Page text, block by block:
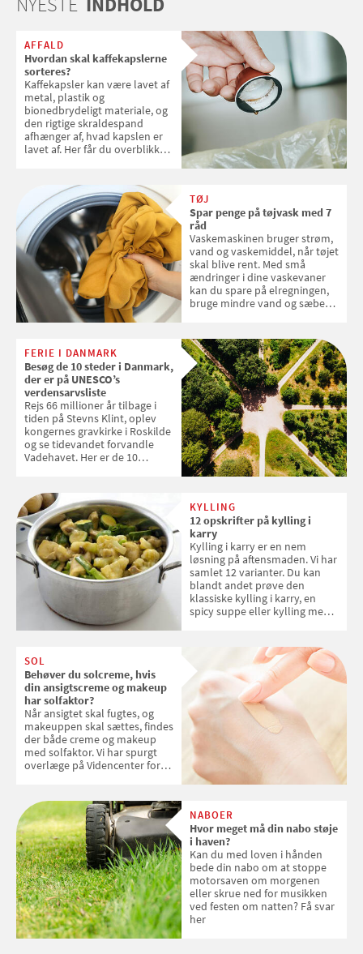
AFFALD
Hvordan skal kaffekapslerne
sorteres?
Kaffekapsler kan være lavet af
metal, plastik og
bionedbrydeligt materiale, og
den rigtige skraldespand
afhænger af, hvad kapslen er
lavet af. Her får du overblikket
TØJ
Spar penge på tøjvask med 7
råd
Vaskemaskinen bruger strøm,
vand og vaskemiddel, når tøjet
skal blive rent. Med små
ændringer i dine vaskevaner
kan du spare på elregningen,
bruge mindre vand og sæbe
enkle råd til at spare penge på
tøjvasken
FERIE I DANMARK
Besøg de 10 steder i Danmark,
der er på UNESCO’s
verdensarvsliste
Rejs 66 millioner år tilbage i
tiden på Stevns Klint, oplev
kongernes gravkirke i Roskilde
og se tidevandet forvandle
Vadehavet. Her er de 10
KYLLING
12 opskrifter på kylling i
karry
Kylling i karry er en nem
løsning på aftensmaden. Vi har
samlet 12 varianter. Du kan
blandt andet prøve den
klassiske kylling i karry, en
spicy suppe eller kylling med
SOL
Behøver du solcreme, hvis
din ansigtscreme og makeup
har solfaktor?
Når ansigtet skal fugtes, og
makeuppen skal sættes, findes
der både creme og makeup
med solfaktor. Vi har spurgt
overlæge på Videncenter for
med SPF kan erstatte
solcreme, når man bevæger
sig ud i solen
NABOER
Hvor meget må din nabo støje
i haven?
Kan du med loven i hånden
bede din nabo om at stoppe
motorsaven om morgenen
eller skrue ned for musikken
ved festen om natten? Få svar
her